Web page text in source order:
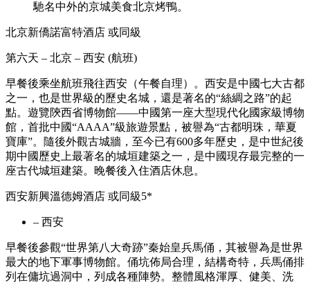
馳名中外的京城美食北京烤鴨。
北京新僑諾富特酒店 或同級
第六天 – 北京 – 西安 (航班)
早餐後乘坐航班飛往西安（午餐自理）。西安是中國七大古都
之一，也是世界級的歷史名城，還是著名的“絲綢之路”的起
點。遊覽陝西省博物館——中國第一座大型現代化國家級博物
館，首批中國“AAAA”級旅遊景點，被譽為“古都明珠，華夏
寶庫”。隨後外觀古城牆，至今已有600多年歷史，是中世紀後
期中國歷史上最著名的城垣建築之一，是中國現存最完整的一
座古代城垣建築。晚餐後入住酒店休息。
西安新興溫德姆酒店 或同級5*
– 西安
早餐後參觀“世界第八大奇跡”秦始皇兵馬俑，其被譽為是世界
最大的地下軍事博物館。俑坑佈局合理，結構奇特，兵馬俑排
列在傭坑過洞中，列成各種陣勢。整體風格渾厚、健美、洗